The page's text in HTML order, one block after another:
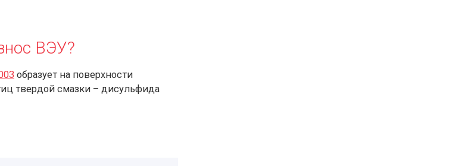
ВЭУ?
образует на поверхности
твердой смазки – дисульфида